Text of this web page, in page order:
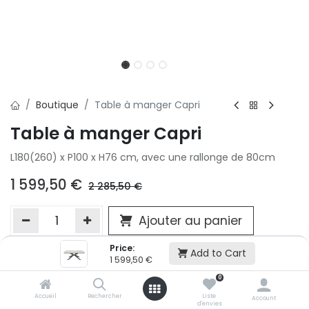
Price:
1 599,50 € Add to Cart
Accueil Rechercher
0
Liste
d'envies
Account
Boutique Table à manger Capri
Table à manger Capri
L180(260) x P100 x H76 cm, avec une rallonge de 80cm
1 599,50 € 2 285,50€
Ajouter au panier
Ajouter à la liste d'envie
Si vous ne pouvez pas ajouter cet article dans votre panier
victime de son succès et momentanément indisponible.